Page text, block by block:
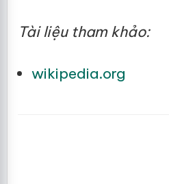
Tài liệu tham khảo:
wikipedia.org